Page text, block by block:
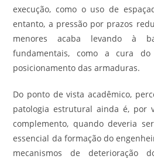
execução, como o uso de
entanto, a pressão por prazos
menores acaba levando à
fundamentais, como a cura
posicionamento das armaduras.
Do ponto de vista acadêmico,
patologia estrutural ainda é, por
complemento, quando deveria
essencial da formação do
mecanismos de deterioração